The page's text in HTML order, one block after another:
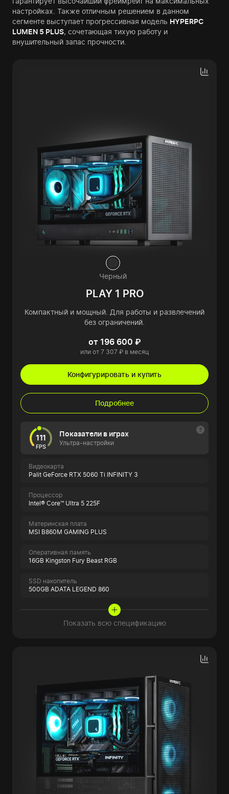
настройках. Также отличным решением в данном
сегменте выступает прогрессивная модель HYPERPC
LUMEN 5 PLUS, сочетающая тихую работу и
внушительный запас прочности.
Черный
PLAY 1 PRO
Компактный и мощный. Для работы и развлечений
без ограничений.
от 196 600 ₽
или от 7 307 ₽ в месяц
Конфигурировать и купить
Подробнее
111
FPS
Показатели в играх
Ультра-настройки
Видеокарта
Palit GeForce RTX 5060 Ti INFINITY 3
Процессор
Intel® Core™ Ultra 5 225F
Материнская плата
MSI B860M GAMING PLUS
Оперативная память
16GB Kingston Fury Beast RGB
SSD накопитель
500GB ADATA LEGEND 860
Показать всю спецификацию